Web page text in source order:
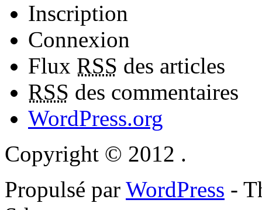
Inscription
Connexion
Flux RSS des articles
RSS des commentaires
WordPress.org
Copyright © 2012 .
Propulsé par WordPress -